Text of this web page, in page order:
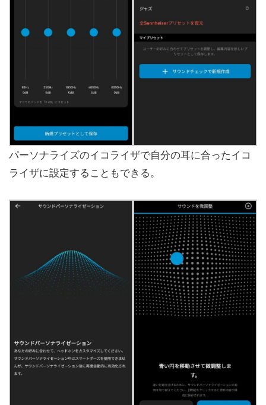
パーソナライズのイコライザで自分の耳に合ったイコ
ライザに設定することもできる。